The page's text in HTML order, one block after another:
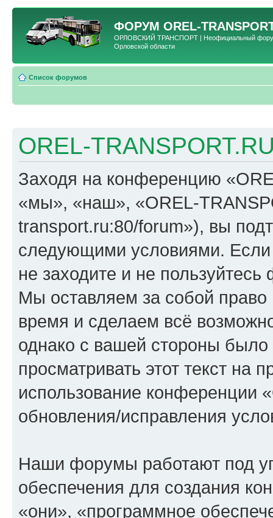
ФОРУМ OREL-
ОРЛОВСКИЙ ТРАНСПОРТ | Неофициальный форум
Орловской области
Список форумов
OREL-
Заходя на конференцию
«мы», «наш», «OREL-
transport.ru:80/forum»), вы
следующими условиями.
не заходите и не
Мы оставляем за собой
время и сделаем всё
однако с вашей стороны
просматривать этот текст на
использование конференции
обновления/исправления
Наши форумы работают под
обеспечения для создания
«они», «программное